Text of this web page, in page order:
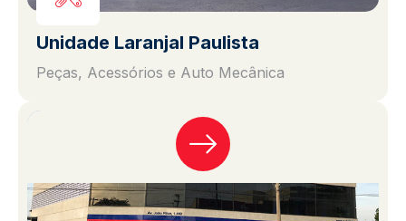
Unidade Laranjal Paulista
Peças, Acessórios e Auto Mecânica